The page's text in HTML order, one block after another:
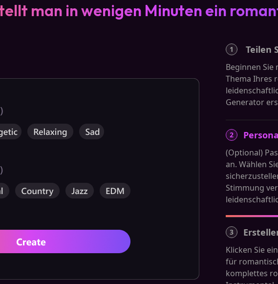
man in wenigen Minuten ein
1 Teilen
Beginnen
Thema Ihres
Generator
2
(Optional)
an. Wählen
Stimmung
3
Klicken Sie
für
komplettes